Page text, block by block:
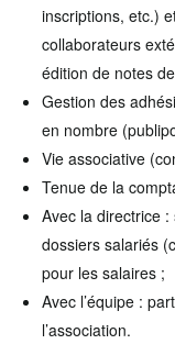
inscriptions, etc.)
collaborateurs
édition de notes
Gestion des
en nombre
Vie associative
Tenue de la
Avec la directrice
dossiers salariés
pour les salaires ;
Avec l’équipe :
l’association.